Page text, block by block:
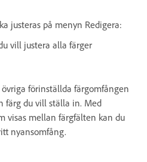
justeras på menyn Redigera:
vill justera alla färger
förinställda färgomfången
färg du vill ställa in. Med
visas mellan färgfälten kan du
nyansomfång.